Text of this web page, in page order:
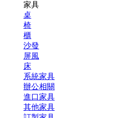
家具
桌
椅
櫃
沙發
屏風
床
系統家具
辦公相關
進口家具
其他家具